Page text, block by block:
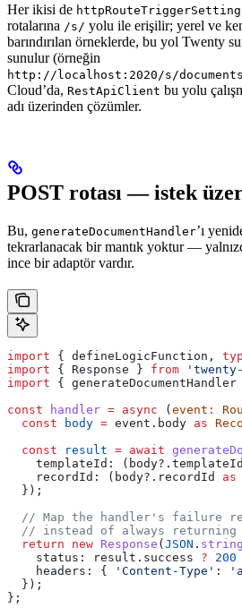
Her ikisi de
rotalarına /s/ yolu ile erişilir; yerel ve
barındırılan örneklerde, bu yol Twenty
sunulur (örneğin
http://localhost:2020/s/
Cloud’da, RestApiClient bu yolu
adı üzerinden çözümler.
POST rotası — istek
Bu, generateDocumentHandler’ı
tekrarlanacak bir mantık yoktur —
ince bir adaptör vardır.
import { defineLogicFunction ,
import { Response } from
import { generateDocumentHandler
const handler = async (event :
  const
body = event . body as
  const
result = await
    templateId:
( body?. templateId
    recordId:
( body?. recordId as
  });
// Map the handler's failure
// instead of always returning
  return
new Response (JSON .
    status:
result . success ? 200
    headers:
{ 'Content-Type' :
  });
};